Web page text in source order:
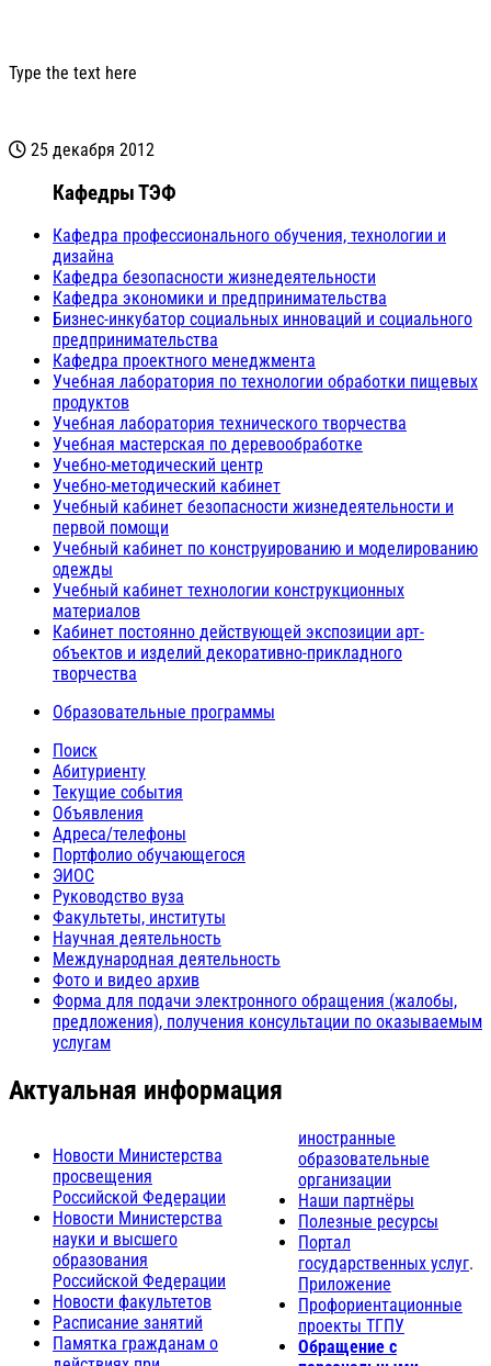
Type the text here
25 декабря 2012
Кафедры ТЭФ
Кафедра профессионального обучения, технологии и
дизайна
Кафедра безопасности жизнедеятельности
Кафедра экономики и предпринимательства
Бизнес-инкубатор социальных инноваций и социального
предпринимательства
Кафедра проектного менеджмента
Учебная лаборатория по технологии обработки пищевых
продуктов
Учебная лаборатория технического творчества
Учебная мастерская по деревообработке
Учебно-методический центр
Учебно-методический кабинет
Учебный кабинет безопасности жизнедеятельности и
первой помощи
Учебный кабинет по конструированию и моделированию
одежды
Учебный кабинет технологии конструкционных
материалов
Кабинет постоянно действующей экспозиции арт-
объектов и изделий декоративно-прикладного
творчества
Образовательные программы
Поиск
Абитуриенту
Текущие события
Объявления
Адреса/телефоны
Портфолио обучающегося
ЭИОС
Руководство вуза
Факультеты, институты
Научная деятельность
Международная деятельность
Фото и видео архив
Форма для подачи электронного обращения (жалобы,
предложения), получения консультации по оказываемым
услугам
Актуальная информация
Новости Министерства
просвещения
Российской Федерации
Новости Министерства
науки и высшего
образования
Российской Федерации
Новости факультетов
Расписание занятий
Памятка гражданам о
иностранные
образовательные
организации
Наши партнёры
Полезные ресурсы
Портал
государственных услуг.
Приложение
Профориентационные
проекты ТГПУ
Обращение с